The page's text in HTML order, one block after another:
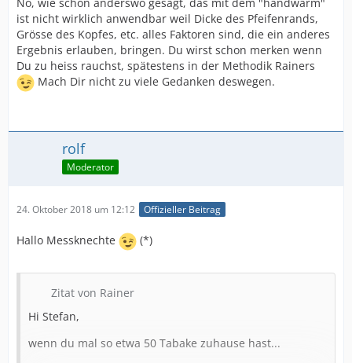
ist nicht wirklich anwendbar weil Dicke des Pfeifenrands,
Grösse des Kopfes, etc. alles Faktoren sind, die ein anderes
Ergebnis erlauben, bringen. Du wirst schon merken wenn
Du zu heiss rauchst, spätestens in der Methodik Rainers
Mach Dir nicht zu viele Gedanken deswegen.
rolf
Moderator
24. Oktober 2018 um 12:12 Offizieller Beitrag
Hallo Messknechte (*)
Zitat von Rainer
Hi Stefan,
wenn du mal so etwa 50 Tabake zuhause hast...